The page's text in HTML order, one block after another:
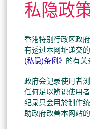
私隐政
香港特别行政区政
有透过本网址递交
(私隐)条例》 的有关
政府会记录使用者
任何足以辨识使用
纪录只会用於制作
助政府改善本网站的